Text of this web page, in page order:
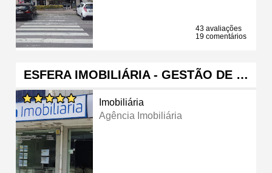
43 avaliações
19 comentários
ESFERA IMOBILIÁRIA - GESTÃO DE …
Imobiliária
Agência Imobiliária